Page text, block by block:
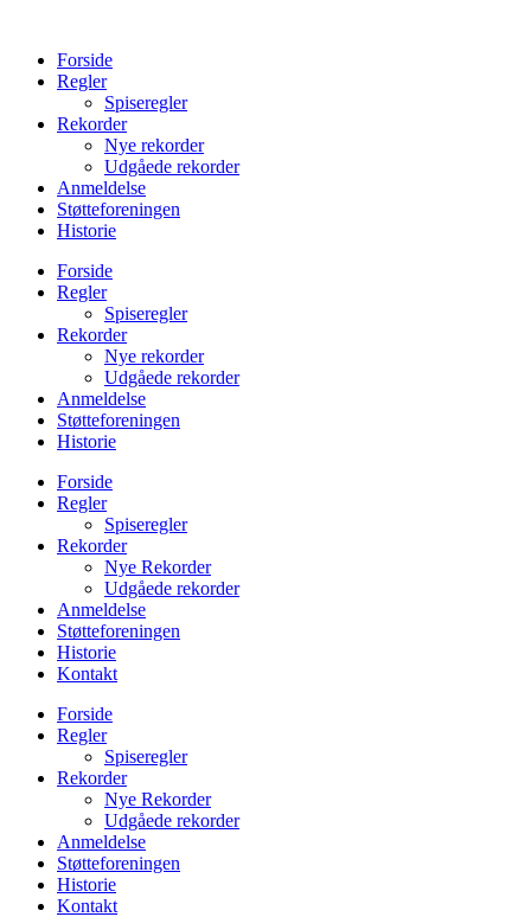
indholdForside
Regler
Spiseregler
Rekorder
Nye rekorder
Udgåede rekorder
Anmeldelse
Støtteforeningen
Historie
Forside
Regler
Spiseregler
Rekorder
Nye rekorder
Udgåede rekorder
Anmeldelse
Støtteforeningen
Historie
Forside
Regler
Spiseregler
Rekorder
Nye Rekorder
Udgåede rekorder
Anmeldelse
Støtteforeningen
Historie
Kontakt
Forside
Regler
Spiseregler
Rekorder
Nye Rekorder
Udgåede rekorder
Anmeldelse
Støtteforeningen
Historie
Kontakt